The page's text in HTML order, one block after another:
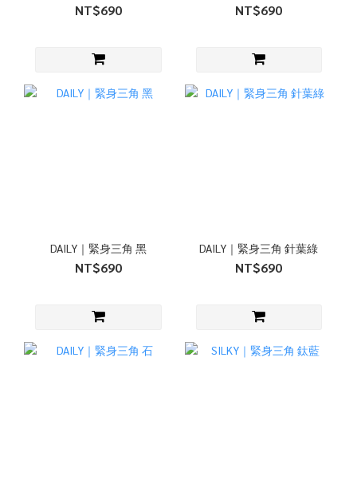
NT$690 NT$690
DAILY｜緊身三角 黑
NT$690
DAILY｜緊身三角 針葉綠
NT$690